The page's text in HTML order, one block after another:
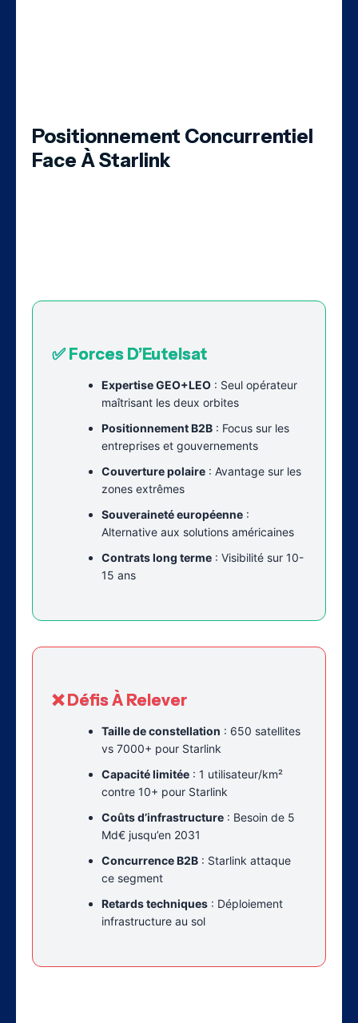
Positionnement Concurrentiel
Face À Starlink
✅ Forces D’Eutelsat
Expertise GEO+LEO : Seul opérateur
maîtrisant les deux orbites
Positionnement B2B : Focus sur les
entreprises et gouvernements
Couverture polaire : Avantage sur les
zones extrêmes
Souveraineté européenne :
Alternative aux solutions américaines
Contrats long terme : Visibilité sur 10-
15 ans
❌ Défis À Relever
Taille de constellation : 650 satellites
vs 7000+ pour Starlink
Capacité limitée : 1 utilisateur/km²
contre 10+ pour Starlink
Coûts d’infrastructure : Besoin de 5
Md€ jusqu’en 2031
Concurrence B2B : Starlink attaque
ce segment
Retards techniques : Déploiement
infrastructure au sol